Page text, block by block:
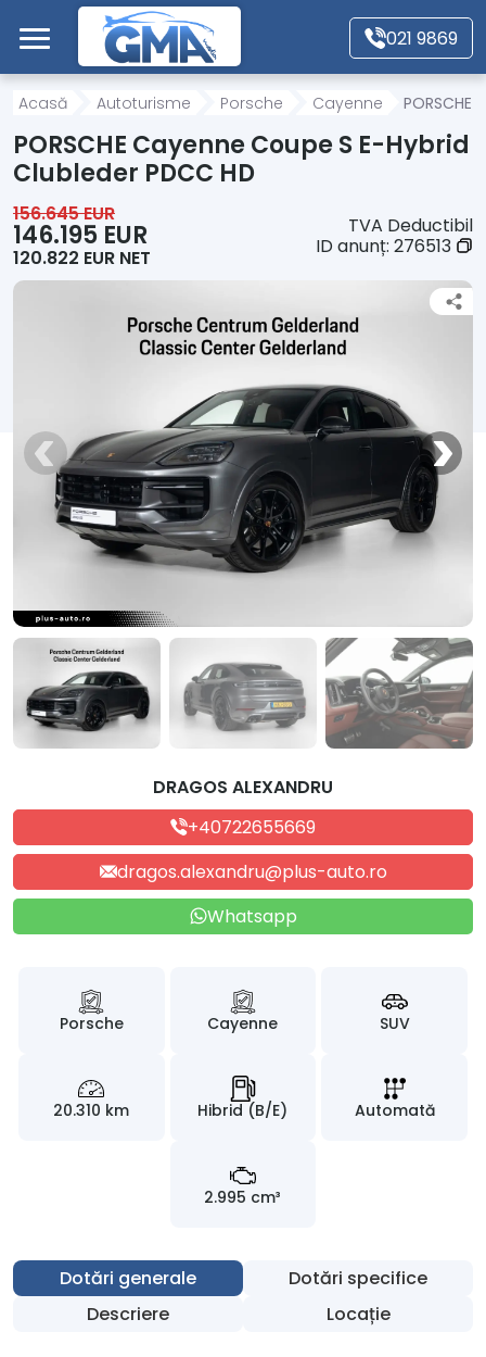
Mergi direct la conținutul principal
021 9869
Acasă
Autoturisme
Motociclete
Alte tipuri vehicule
Contact
Acasă Autoturisme Porsche Cayenne
PORSCHE Cayenne Coupe S E-Hybrid
Clubleder PDCC HD
156.645 EUR
146.195 EUR
120.822 EUR NET
TVA Deductibil
ID anunț: 276513
DRAGOS ALEXANDRU
+40722655669
dragos.alexandru@plus-auto.ro
Whatsapp
Porsche Cayenne SUV
20.310 km Hibrid (B/E) Automată
2.995 cm³
Dotări generale
Dotări specifice
Descriere
Locație